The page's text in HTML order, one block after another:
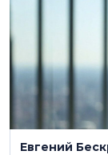
Евгений